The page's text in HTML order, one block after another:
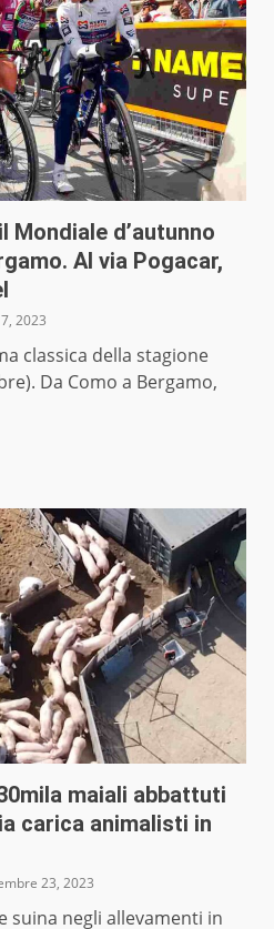
Mondiale d’autunno
Al via Pogacar,
2023
classica della stagione
Da Como a Bergamo,
maiali abbattuti
carica animalisti in
23, 2023
suina negli allevamenti in